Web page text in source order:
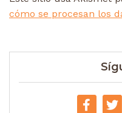
cómo se procesan los